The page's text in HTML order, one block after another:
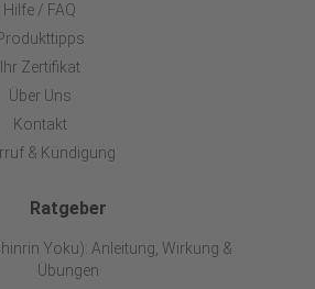
Hilfe / FAQ
Ihr Zertifikat
Über Uns
Kontakt
& Kündigung
Ratgeber
Yoku): Anleitung, Wirkung &
Übungen